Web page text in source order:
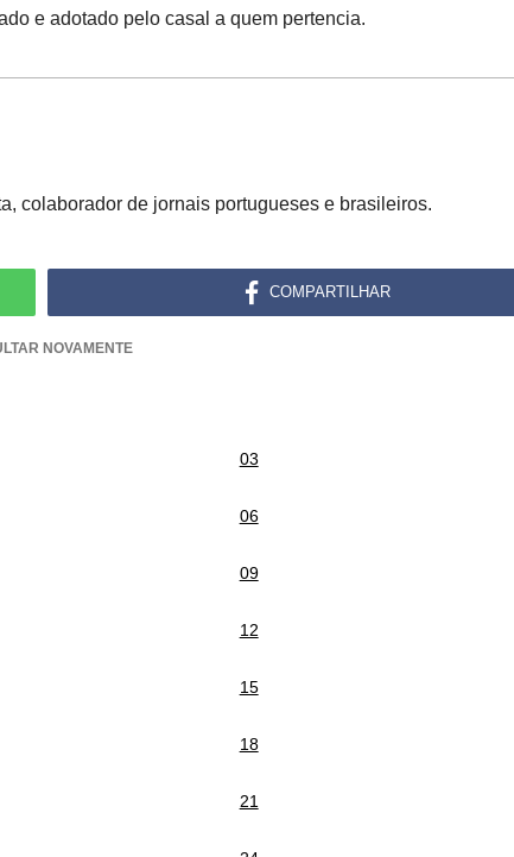
e adotado pelo casal a quem pertencia.
colaborador de jornais portugueses e brasileiros.
COMPARTILHAR
NOVAMENTE
03
06
09
12
15
18
21